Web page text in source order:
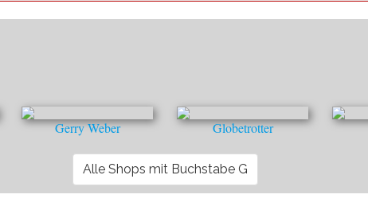
Gerry Weber Globetrotter
Alle Shops mit Buchstabe G